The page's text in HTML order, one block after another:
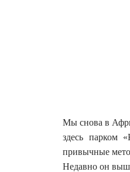
Мы снова в
здесь парком
привычные
Недавно он